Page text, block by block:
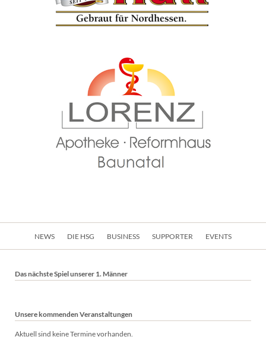
NEWS DIE HSG BUSINESS SUPPORTER EVENTS
Das nächste Spiel unserer 1. Männer
Unsere kommenden Veranstaltungen
Aktuell sind keine Termine vorhanden.